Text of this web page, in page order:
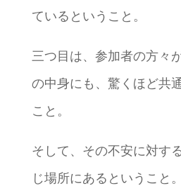
ているということ。
三つ目は、参加者の方々
の中身にも、驚くほど共
こと。
そして、その不安に対す
じ場所にあるということ